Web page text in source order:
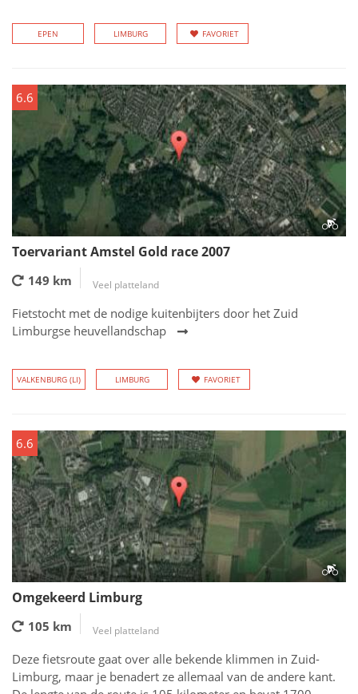
EPEN LIMBURG FAVORIET
6.6
Toervariant Amstel Gold race 2007
149 km Veel platteland
Fietstocht met de nodige kuitenbijters door het Zuid
Limburgse heuvellandschap
VALKENBURG (LI) LIMBURG FAVORIET
6.6
Omgekeerd Limburg
105 km Veel platteland
Deze fietsroute gaat over alle bekende klimmen in Zuid-
Limburg, maar je benadert ze allemaal van de andere kant.